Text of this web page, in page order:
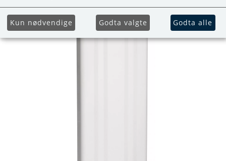
Kun nødvendige Godta valgte Godta alle